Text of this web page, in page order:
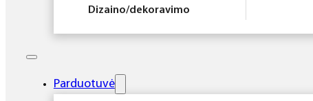
Dizaino/dekoravimo
Higiena
Parduotuvė